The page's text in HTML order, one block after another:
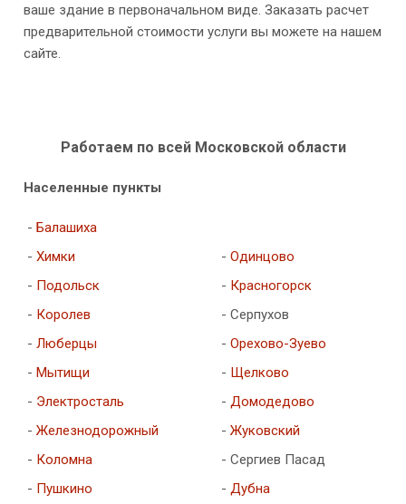
ваше здание в первоначальном виде. Заказать расчет
предварительной стоимости услуги вы можете на нашем
сайте.
Работаем по всей Московской области
Населенные пункты
- Балашиха
- Химки
- Подольск
- Королев
- Люберцы
- Мытищи
- Электросталь
- Железнодорожный
- Коломна
- Одинцово
- Красногорск
- Серпухов
- Орехово-Зуево
- Щелково
- Домодедово
- Жуковский
- Сергиев Пасад
- Пушкино
- Дубна